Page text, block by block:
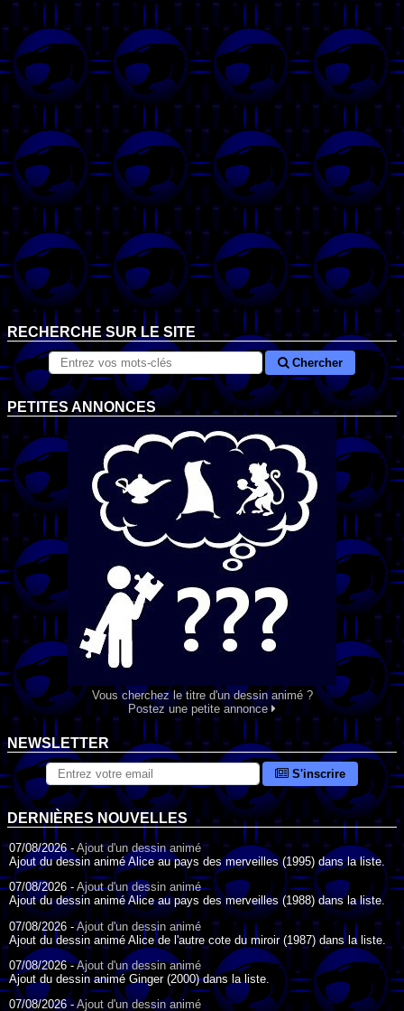
RECHERCHE SUR LE SITE
Chercher
PETITES ANNONCES
Vous cherchez le titre d'un dessin animé ?
Postez une petite annonce
NEWSLETTER
S'inscrire
DERNIÈRES NOUVELLES
07/08/2026 - Ajout d'un dessin animé
Ajout du dessin animé Alice au pays des merveilles (1995) dans la liste.
07/08/2026 - Ajout d'un dessin animé
Ajout du dessin animé Alice au pays des merveilles (1988) dans la liste.
07/08/2026 -Ajout d'un dessin animé
Ajout du dessin animé Alice de l'autre cote du miroir (1987) dans la liste.
07/08/2026 -Ajout d'un dessin animé
Ajout du dessin animé Ginger (2000) dans la liste.
07/08/2026 -Ajout d'un dessin animé